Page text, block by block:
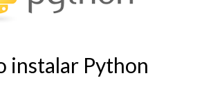
instalar Python